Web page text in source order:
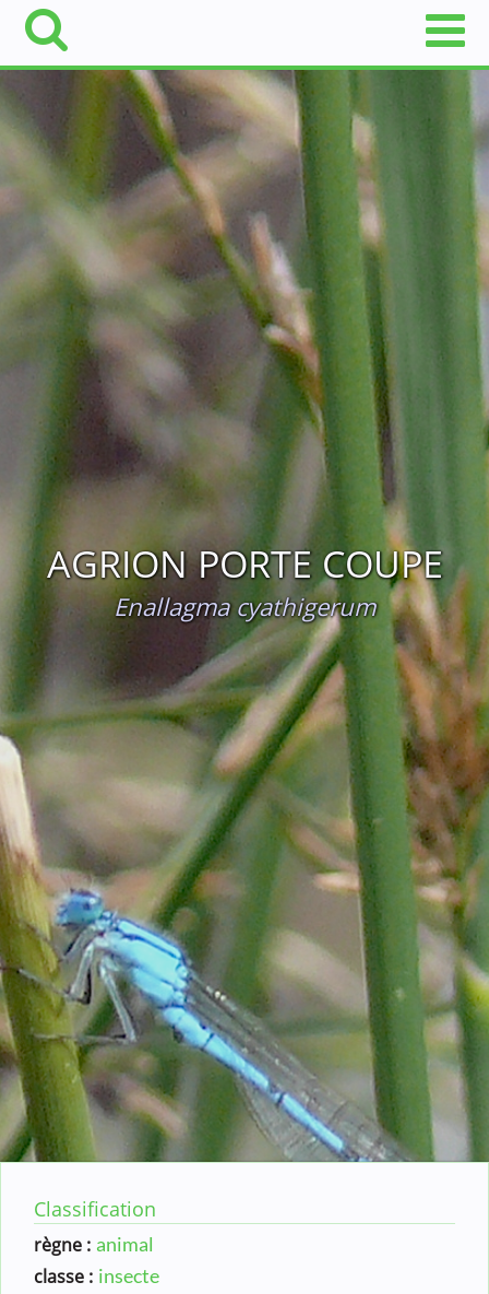
AGRION PORTE COUPE
Enallagma cyathigerum
Classification
règne : animal
classe : insecte